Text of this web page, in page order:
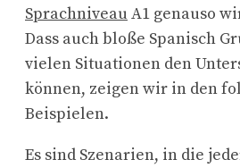
Sprachniveau A1 genauso
Dass auch bloße Spanisch
vielen Situationen den
können, zeigen wir in den
Beispielen.
Es sind Szenarien, in die